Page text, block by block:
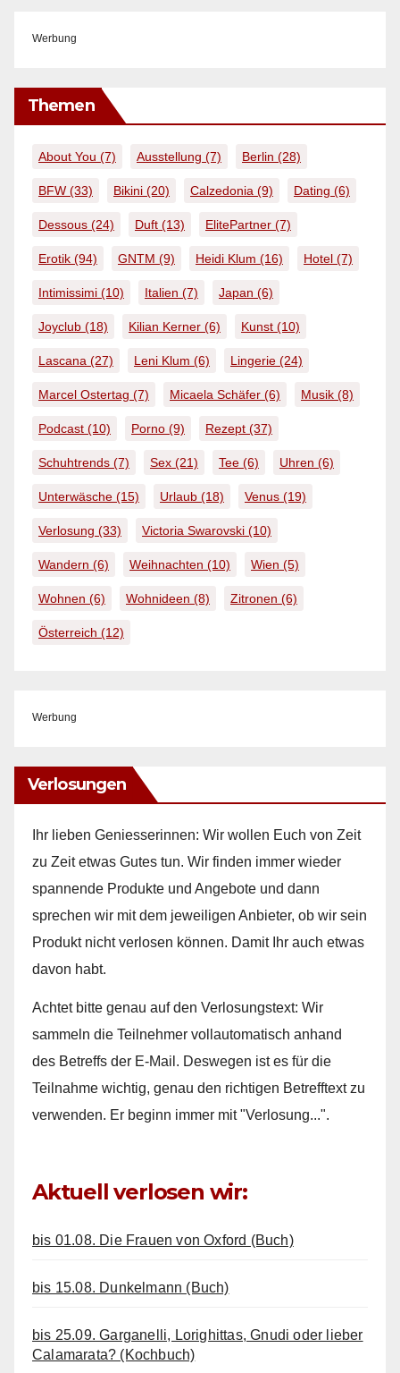
Werbung
Themen
About You (7) Ausstellung (7) Berlin (28)
BFW (33) Bikini (20) Calzedonia (9) Dating (6)
Dessous (24) Duft (13) ElitePartner (7)
Erotik (94) GNTM (9) Heidi Klum (16) Hotel (7)
Intimissimi (10) Italien (7) Japan (6)
Joyclub (18) Kilian Kerner (6) Kunst (10)
Lascana (27) Leni Klum (6) Lingerie (24)
Marcel Ostertag (7) Micaela Schäfer (6) Musik (8)
Podcast (10) Porno (9) Rezept (37)
Schuhtrends (7) Sex (21) Tee (6) Uhren (6)
Unterwäsche (15) Urlaub (18) Venus (19)
Verlosung (33) Victoria Swarovski (10)
Wandern (6) Weihnachten (10) Wien (5)
Wohnen (6) Wohnideen (8) Zitronen (6)
Österreich (12)
Werbung
Verlosungen
Ihr lieben Geniesserinnen: Wir wollen Euch von Zeit
zu Zeit etwas Gutes tun. Wir finden immer wieder
spannende Produkte und Angebote und dann
sprechen wir mit dem jeweiligen Anbieter, ob wir sein
Produkt nicht verlosen können. Damit Ihr auch etwas
davon habt.
Achtet bitte genau auf den Verlosungstext: Wir
sammeln die Teilnehmer vollautomatisch anhand
des Betreffs der E-Mail. Deswegen ist es für die
Teilnahme wichtig, genau den richtigen Betrefftext zu
verwenden. Er beginn immer mit "Verlosung...".
Aktuell verlosen wir:
bis 01.08. Die Frauen von Oxford (Buch)
bis 15.08. Dunkelmann (Buch)
bis 25.09. Garganelli, Lorighittas, Gnudi oder lieber
Calamarata? (Kochbuch)